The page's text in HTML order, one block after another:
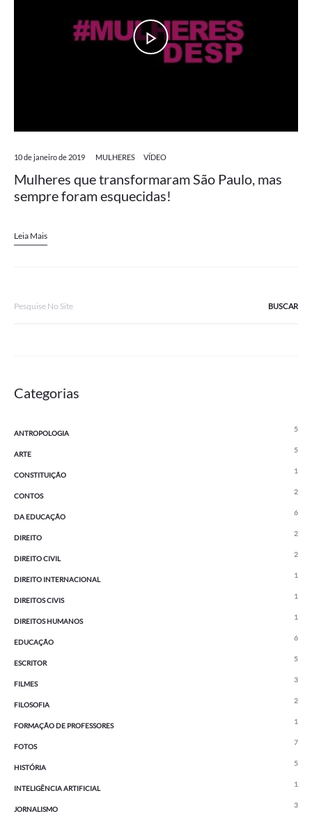
10 de janeiro de 2019 MULHERES VÍDEO
Mulheres que transformaram São Paulo, mas
sempre foram esquecidas!
Leia Mais
Categorias
ANTROPOLOGIA 5
ARTE 5
CONSTITUIÇÃO 1
CONTOS 2
DA EDUCAÇÃO 6
DIREITO 2
DIREITO CIVIL 2
DIREITO INTERNACIONAL 1
DIREITOS CIVIS 1
DIREITOS HUMANOS 1
EDUCAÇÃO 6
ESCRITOR 5
FILMES 3
FILOSOFIA 2
FORMAÇÃO DE PROFESSORES 1
FOTOS 7
HISTÓRIA 5
INTELIGÊNCIA ARTIFICIAL 1
JORNALISMO 3